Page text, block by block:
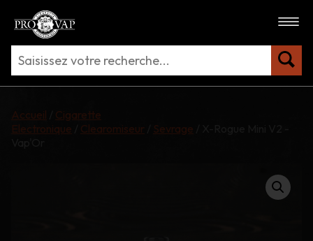
Accueil
Cigarette
Electronique
Clearomiseur Sevrage